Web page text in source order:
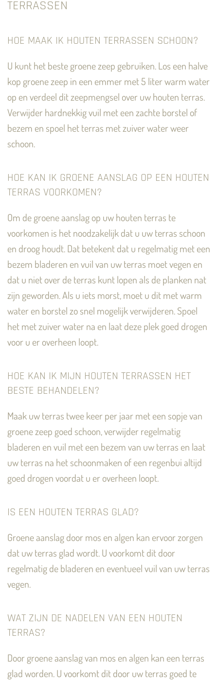
TERRASSEN
HOE MAAK IK HOUTEN TERRASSEN SCHOON?
U kunt het beste groene zeep gebruiken. Los een halve
kop groene zeep in een emmer met 5 liter warm water
op en verdeel dit zeepmengsel over uw houten terras.
Verwijder hardnekkig vuil met een zachte borstel of
bezem en spoel het terras met zuiver water weer
schoon.
HOE KAN IK GROENE AANSLAG OP EEN HOUTEN
TERRAS VOORKOMEN?
Om de groene aanslag op uw houten terras te
voorkomen is het noodzakelijk dat u uw terras schoon
en droog houdt. Dat betekent dat u regelmatig met een
bezem bladeren en vuil van uw terras moet vegen en
dat u niet over de terras kunt lopen als de planken nat
zijn geworden. Als u iets morst, moet u dit met warm
water en borstel zo snel mogelijk verwijderen. Spoel
het met zuiver water na en laat deze plek goed drogen
voor u er overheen loopt.
HOE KAN IK MIJN HOUTEN TERRASSEN HET
BESTE BEHANDELEN?
Maak uw terras twee keer per jaar met een sopje van
groene zeep goed schoon, verwijder regelmatig
bladeren en vuil met een bezem van uw terras en laat
uw terras na het schoonmaken of een regenbui altijd
goed drogen voordat u er overheen loopt.
IS EEN HOUTEN TERRAS GLAD?
Groene aanslag door mos en algen kan ervoor zorgen
dat uw terras glad wordt. U voorkomt dit door
regelmatig de bladeren en eventueel vuil van uw terras
vegen.
WAT ZIJN DE NADELEN VAN EEN HOUTEN
TERRAS?
Door groene aanslag van mos en algen kan een terras
glad worden. U voorkomt dit door uw terras goed te